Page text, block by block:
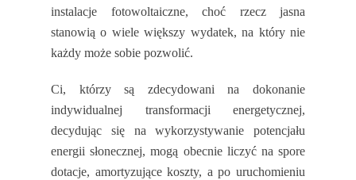
instalacje fotowoltaiczne, choć rzecz jasna
stanowią o wiele większy wydatek, na który nie
każdy może sobie pozwolić.
Ci, którzy są zdecydowani na dokonanie
indywidualnej transformacji energetycznej,
decydując się na wykorzystywanie potencjału
energii słonecznej, mogą obecnie liczyć na spore
dotacje, amortyzujące koszty, a po uruchomieniu